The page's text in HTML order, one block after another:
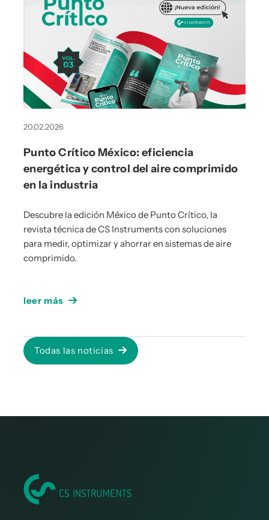
20.02.2026
Punto Crítico México: eficiencia
energética y control del aire comprimido
en la industria
Descubre la edición México de Punto Crítico, la
revista técnica de CS Instruments con soluciones
para medir, optimizar y ahorrar en sistemas de aire
comprimido.
leer más
Todas las noticias